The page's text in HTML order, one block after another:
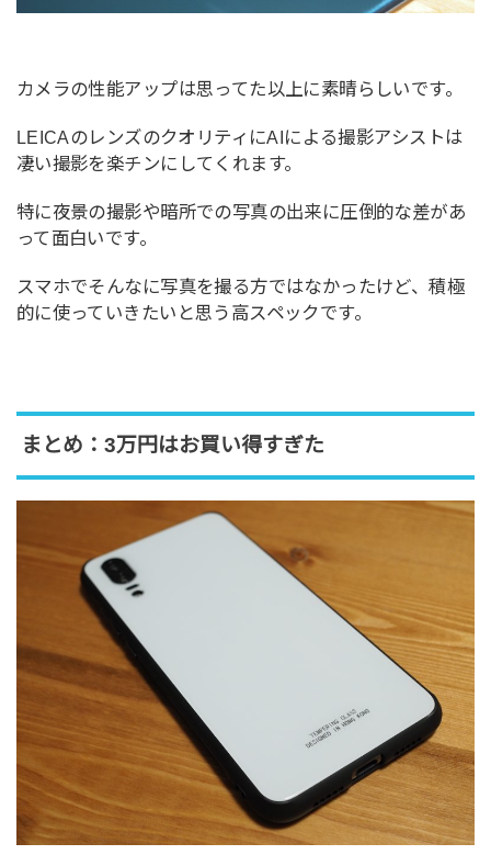
カメラの性能アップは思ってた以上に素晴らしいです。
LEICAのレンズのクオリティにAIによる撮影アシストは
凄い撮影を楽チンにしてくれます。
特に夜景の撮影や暗所での写真の出来に圧倒的な差があ
って面白いです。
スマホでそんなに写真を撮る方ではなかったけど、積極
的に使っていきたいと思う高スペックです。
まとめ：3万円はお買い得すぎた